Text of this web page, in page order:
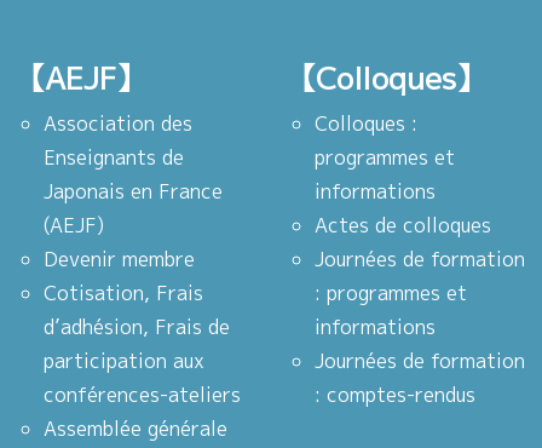
【AEJF】
Association des
Enseignants de
Japonais en France
(AEJF)
Devenir membre
Cotisation, Frais
d’adhésion, Frais de
participation aux
conférences-ateliers
Assemblée générale
【Colloques】
Colloques :
programmes et
informations
Actes de colloques
Journées de formation
: programmes et
informations
Journées de formation
: comptes-rendus